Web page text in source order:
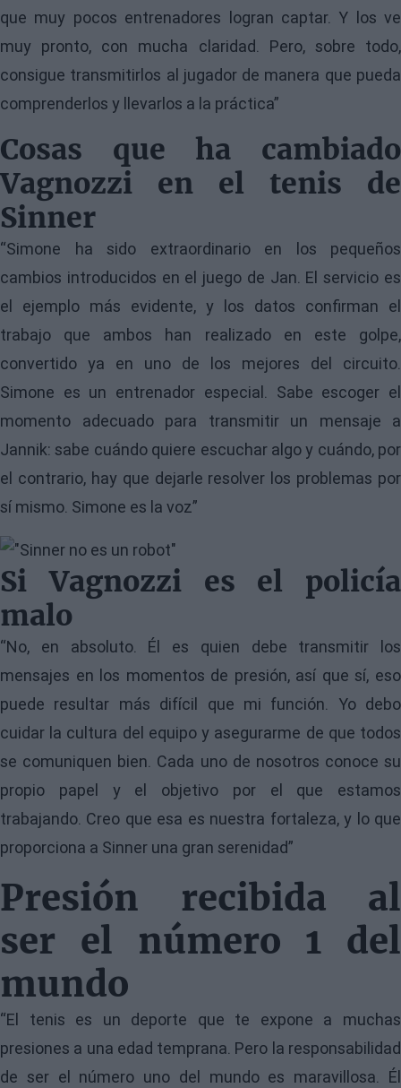
que muy pocos entrenadores logran captar. Y los ve
muy pronto, con mucha claridad. Pero, sobre todo,
consigue transmitirlos al jugador de manera que pueda
comprenderlos y llevarlos a la práctica”
Cosas que ha cambiado
Vagnozzi en el tenis de
Sinner
“Simone ha sido extraordinario en los pequeños
cambios introducidos en el juego de Jan. El servicio es
el ejemplo más evidente, y los datos confirman el
trabajo que ambos han realizado en este golpe,
convertido ya en uno de los mejores del circuito.
Simone es un entrenador especial. Sabe escoger el
momento adecuado para transmitir un mensaje a
Jannik: sabe cuándo quiere escuchar algo y cuándo, por
el contrario, hay que dejarle resolver los problemas por
sí mismo. Simone es la voz”
Image
Si Vagnozzi es el policía
malo
“No, en absoluto. Él es quien debe transmitir los
mensajes en los momentos de presión, así que sí, eso
puede resultar más difícil que mi función. Yo debo
cuidar la cultura del equipo y asegurarme de que todos
se comuniquen bien. Cada uno de nosotros conoce su
propio papel y el objetivo por el que estamos
trabajando. Creo que esa es nuestra fortaleza, y lo que
proporciona a Sinner una gran serenidad”
Presión recibida al
ser el número 1 del
mundo
“El tenis es un deporte que te expone a muchas
presiones a una edad temprana. Pero la responsabilidad
de ser el número uno del mundo es maravillosa. Él